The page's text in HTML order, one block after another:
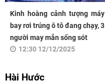
Kinh hoàng cảnh tượng máy
bay rơi trúng ô tô đang chạy, 3
người may mắn sống sót
12:30 12/12/2025
Hài Hước